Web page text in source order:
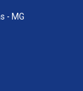
- MG